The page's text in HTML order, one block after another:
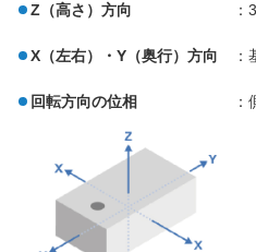
Z（高さ）方向
X（左右）・Y（奥行）方向
回転方向の位相